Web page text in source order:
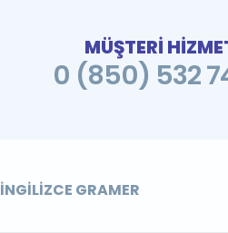
MÜŞTERİ
0 (850) 532
İNGILIZCE GRAMER